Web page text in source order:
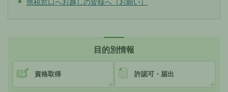
県税窓口へお越しの皆様へ（お願い）
目的別情報
資格取得 許認可・届出